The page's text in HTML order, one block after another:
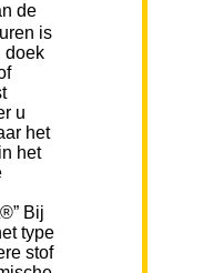
is
doek
u
het
het
Bij
type
stof